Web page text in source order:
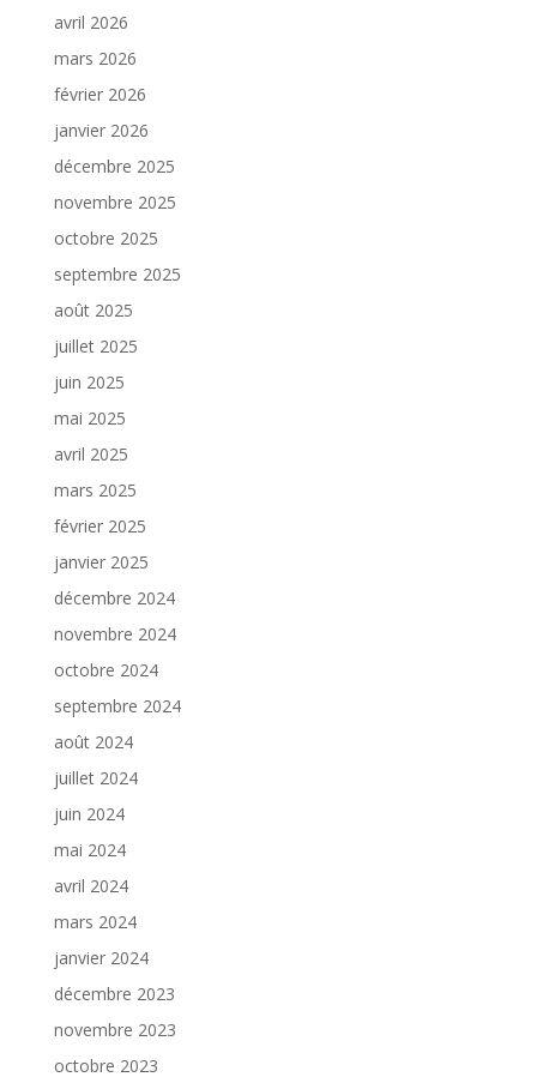
avril 2026
mars 2026
février 2026
janvier 2026
décembre 2025
novembre 2025
octobre 2025
septembre 2025
août 2025
juillet 2025
juin 2025
mai 2025
avril 2025
mars 2025
février 2025
janvier 2025
décembre 2024
novembre 2024
octobre 2024
septembre 2024
août 2024
juillet 2024
juin 2024
mai 2024
avril 2024
mars 2024
janvier 2024
décembre 2023
novembre 2023
octobre 2023